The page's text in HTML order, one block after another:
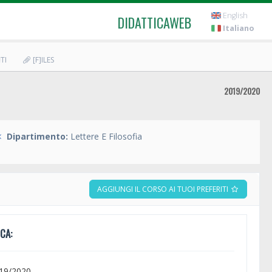
DIDATTICAWEB
English
Italiano
[F]ILES
2019/2020
Dipartimento: Lettere E Filosofia
AGGIUNGI IL CORSO AI TUOI PREFERITI